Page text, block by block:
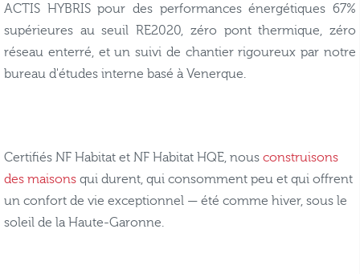
ACTIS HYBRIS pour des performances énergétiques 67%
supérieures au seuil RE2020, zéro pont thermique, zéro
réseau enterré, et un suivi de chantier rigoureux par notre
bureau d'études interne basé à Venerque.
Certifiés NF Habitat et NF Habitat HQE, nous construisons
des maisons qui durent, qui consomment peu et qui offrent
un confort de vie exceptionnel — été comme hiver, sous le
soleil de la Haute-Garonne.